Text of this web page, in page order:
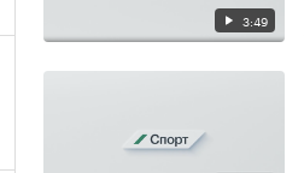
3:49